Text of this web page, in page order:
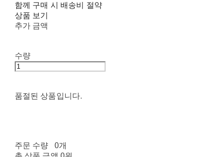
함께 구매 시 배송비 절약
상품 보기
추가 금액
수량
품절된 상품입니다.
주문 수량
0개